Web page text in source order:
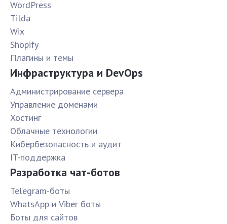
WordPress
Tilda
Wix
Shopify
Плагины и темы
Инфраструктура и DevOps
Администрирование сервера
Управление доменами
Хостинг
Облачные технологии
Кибербезопасность и аудит
IT-поддержка
Разработка чат-ботов
Telegram-боты
WhatsApp и Viber боты
Боты для сайтов